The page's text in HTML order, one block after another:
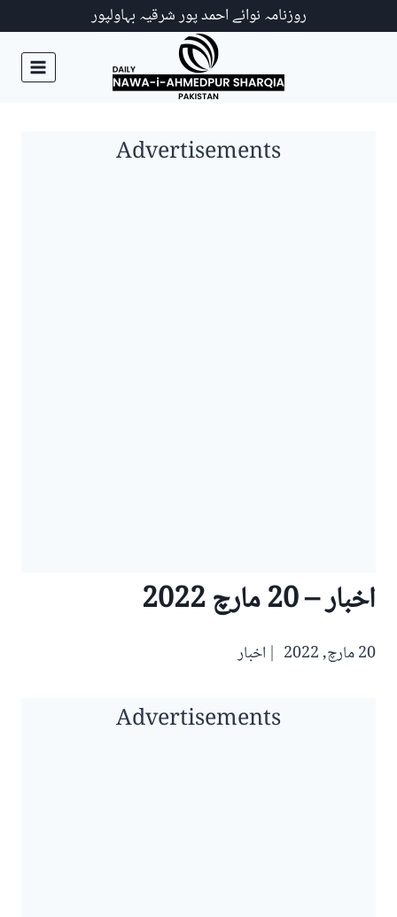
روزنامہ نوائے احمد پور شرقیہ بہاولپور
Advertisements
اخبار – 20 مارچ 2022
20 مارچ, 2022 اخبار
Advertisements